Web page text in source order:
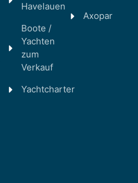
Havelauen
Boote /
Yachten
zum
Verkauf
Yachtcharter
Axopar